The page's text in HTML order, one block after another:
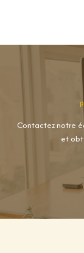
Contactez notre
et